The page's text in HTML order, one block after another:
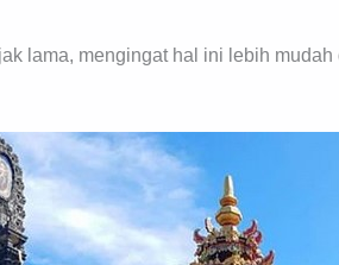
lama, mengingat hal ini lebih